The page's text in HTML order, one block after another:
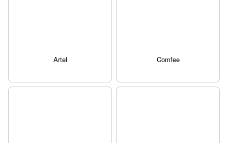
Artel Comfee